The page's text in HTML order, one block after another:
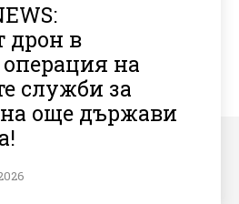
дрон в
на
служби за
още държави